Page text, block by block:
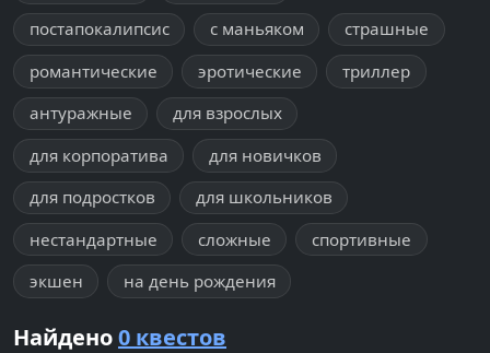
постапокалипсис
с маньяком
страшные
романтические
эротические
триллер
антуражные
для взрослых
для корпоратива
для новичков
для подростков
для школьников
нестандартные
сложные
спортивные
экшен
на день рождения
Найдено0 квестов